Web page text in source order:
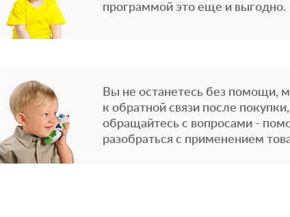
программой это еще и выгодно.
Вы не останетесь без помощи,
к обратной связи после покупки,
обращайтесь с вопросами -
разобраться с применением